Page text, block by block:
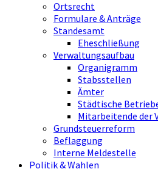
Ortsrecht
Formulare & Anträge
Standesamt
Eheschließung
Verwaltungsaufbau
Organigramm
Stabsstellen
Ämter
Städtische
Mitarbeitende der
Grundsteuerreform
Beflaggung
Interne Meldestelle
Politik & Wahlen